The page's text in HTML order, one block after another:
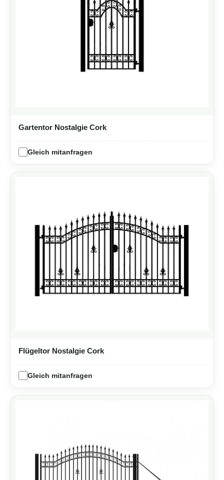
Gartentor Nostalgie Cork
Gleich mitanfragen
Flügeltor Nostalgie Cork
Gleich mitanfragen